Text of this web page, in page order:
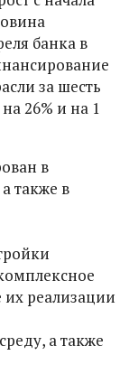
банка в
за шесть
26% и на 1
в
также в
их реализации
а также